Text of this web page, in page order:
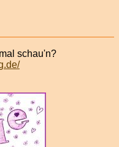
schau'n?